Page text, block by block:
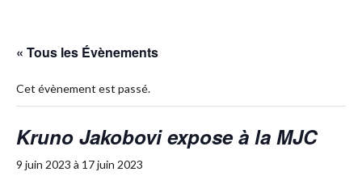
« Tous les Évènements
Cet évènement est passé.
Kruno Jakobovi expose à la MJC
9 juin 2023 à 17 juin 2023